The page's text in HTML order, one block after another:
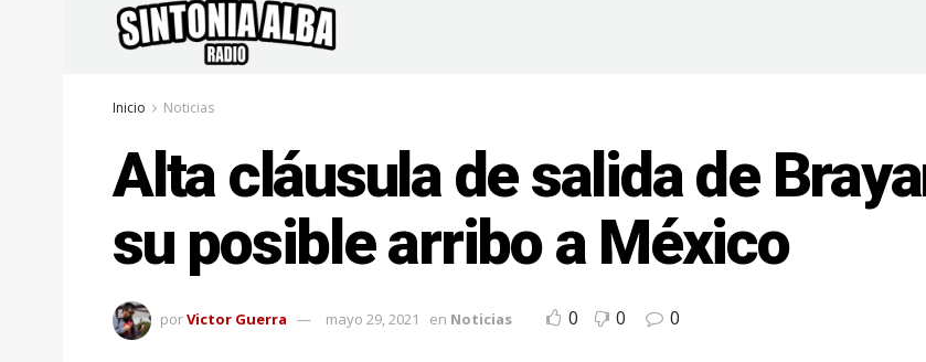
Inicio Noticias
Alta cláusula de salida de
su posible arribo a México
porVictor Guerra mayo 29, 2021 en Noticias 0 0 0